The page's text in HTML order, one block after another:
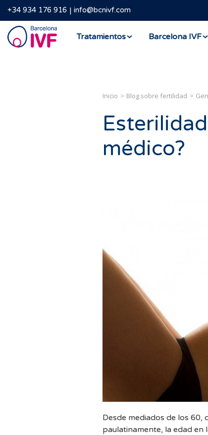
+34 934 176 916 info@bcnivf.com
Barcelona
IVF
Tratamientos Barcelona IVF
Inicio Blog sobre fertilidad
médico?
Desde mediados de los 60,
paulatinamente, la edad en